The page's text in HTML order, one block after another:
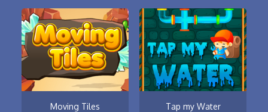
Moving Tiles Tap my Water